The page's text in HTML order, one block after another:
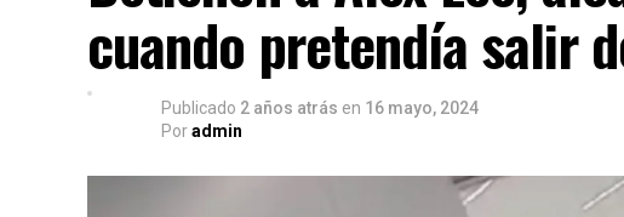
cuando pretendía salir
Publicado 2 años atrás en 16 mayo, 2024
Poradmin